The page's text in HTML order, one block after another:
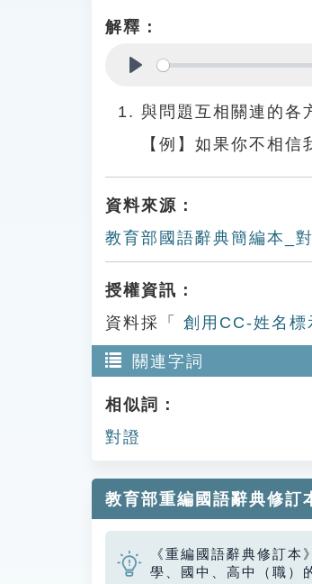
解釋：
與問題互相關連的各
【例】如果你不相信
資料來源：
教育部國語辭典簡編本_
授權資訊：
資料採「
創用CC-姓名
關連字詞
相似詞：
對證
教育部重編國語辭典修訂
《重編國語辭典修訂
學、國中、高中（職）